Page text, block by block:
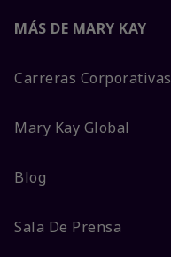
MÁS DE MARY KAY
Carreras Corporativas
Mary Kay Global
Blog
Sala De Prensa